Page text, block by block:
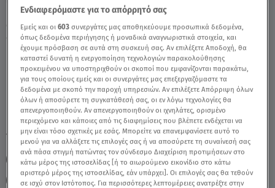
MasterChef 2023 - Γιώργος Πορφύρης:
«Μούγκα Στον Εξώστη Ε;» - Video
TAGS: MASTERCHEF 2023 MASTERCHEF
ΓΙΩΡΓΟΣ ΠΟΡΦΥΡΗΣ
MASTERCHEF ΣΤΑΥΡΟΣ
MASTERCHEF ΓΙΩΡΓΟΣ
Ενδιαφερόμαστε για το απόρρητό σας
Εμείς και οι603 συνεργάτες μας αποθηκεύουμε προσωπικά δεδομένα,
όπως δεδομένα περιήγησης ή μοναδικά αναγνωριστικά στοιχεία, και
έχουμε πρόσβαση σε αυτά στη συσκευή σας. Αν επιλέξετε Αποδοχή, θα
καταστεί δυνατή η ενεργοποίηση τεχνολογιών παρακολούθησης
προκειμένου να υποστηριχθούν οι σκοποί που εμφανίζονται παρακάτω,
για τους οποίους εμείς και οι συνεργάτες μας επεξεργαζόμαστε τα
δεδομένα με σκοπό την παροχή υπηρεσιών. Αν επιλέξετε Απόρριψη όλων
όλων ή αποσύρετε τη συγκατάθεσή σας, οι εν λόγω τεχνολογίες θα
απενεργοποιηθούν. Αν απενεργοποιηθούν οι ιχνηλάτες, ορισμένο
περιεχόμενο και κάποιες από τις διαφημίσεις που βλέπετε ενδέχεται να
μην είναι τόσο σχετικές με εσάς. Μπορείτε να επανεμφανίσετε αυτό το
μενού για να αλλάξετε τις επιλογές σας ή να αποσύρετε τη συναίνεσή σας
ανά πάσα στιγμή πατώντας τον σύνδεσμο Διαχείριση προτιμήσεων στο
κάτω μέρος της ιστοσελίδας [ή το αιωρούμενο εικονίδιο στο κάτω
αριστερό μέρος της ιστοσελίδας, εάν υπάρχει]. Οι επιλογές σας θα τεθούν
σε ισχύ στον Ιστότοπος. Για περισσότερες λεπτομέρειες ανατρέξτε στην